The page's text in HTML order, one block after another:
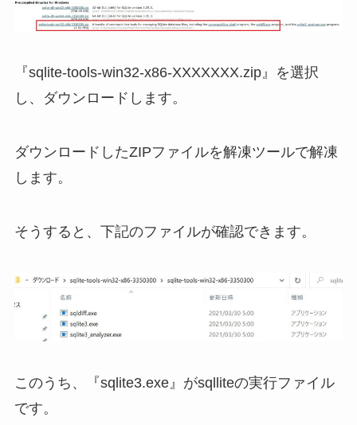
『sqlite-tools-win32-x86-XXXXXXX.zip』を選択
し、ダウンロードします。
ダウンロードしたZIPファイルを解凍ツールで解凍
します。
そうすると、下記のファイルが確認できます。
このうち、『sqlite3.exe』がsqlliteの実行ファイル
です。